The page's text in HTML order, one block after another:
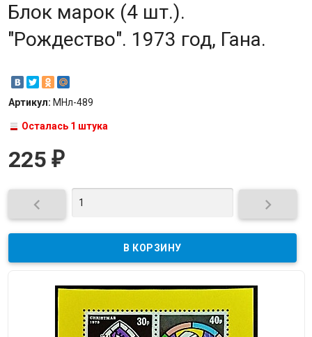
Блок марок (4 шт.).
"Рождество". 1973 год, Гана.
Артикул: МНл-489
Осталась 1 штука
225 ₽
 